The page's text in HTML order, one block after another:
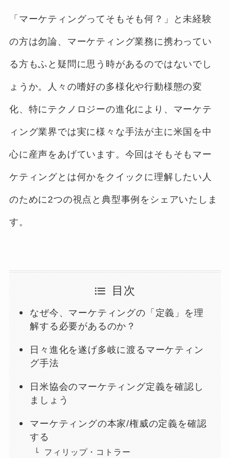
「マーケティングってそもそも何？」と未経験
の方は勿論、マーケティング業務に携わってい
る方もふと疑問に思う時があるのではないでし
ょうか。人々の嗜好の多様化や行動様態の変
化、特にテクノロジーの進化により、マーケテ
ィング業界では実に様々な手法が主に米国を中
心に産声をあげています。今回はそもそもマー
ケティングとは何かをクイックに理解したい人
のために2つの視点と典型事例をシェアいたしま
す。
目次
なぜ今、マーケティングの「定義」を理
解する必要があるのか？
日々進化を遂げ多岐に渡るマーケティン
グ手法
日米協会のマーケティング定義を確認し
ましょう
マーケティングの本家/権威の定義を確認
する
フィリップ・コトラー